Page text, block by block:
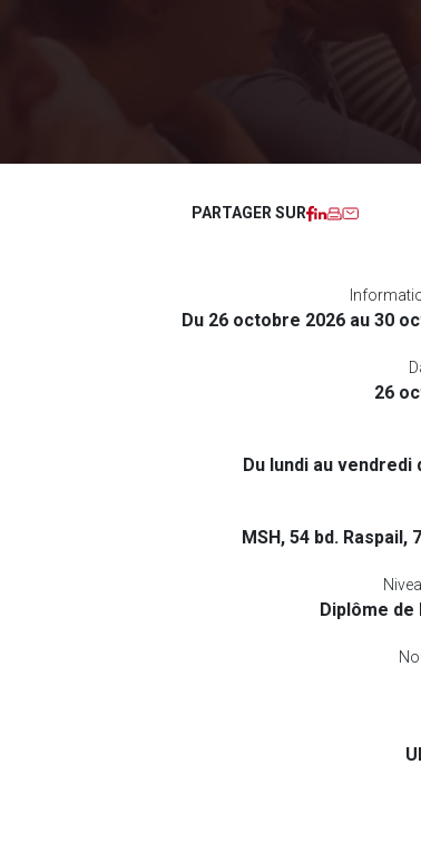
PARTAGER SUR Facebook
LinkedIn
Imprimer
Du 26 octobre 2026 au 30
26
Du lundi au vendredi
MSH, 54 bd. Raspail,
Diplôme de